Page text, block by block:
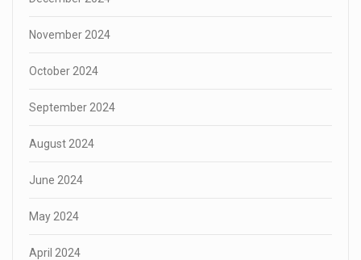
November 2024
October 2024
September 2024
August 2024
June 2024
May 2024
April 2024